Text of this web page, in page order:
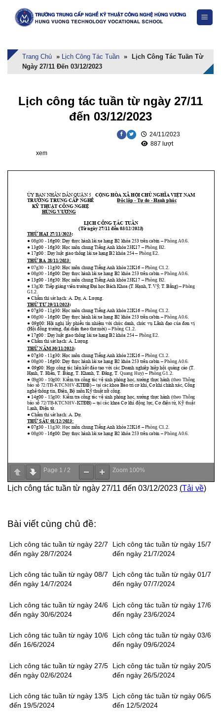
Trang Chủ » Lịch Công Tác Tuần »
Lịch Công Tác Tuần Từ
Ngày 27/11 Đến 03/12/2023
Lịch công tác tuần từ ngày 27/11
đến 03/12/2023
24/11/2023
887 lượt
xem
Page 1 / 2 Zoom 100%
Lịch công tác tuần từ ngày 27/11 đến 03/12/2023 (Tải về)
Bài viết cùng chủ đề:
Lịch công tác tuần từ ngày 22/7
đến ngày 28/7/2024
Lịch công tác tuần từ ngày 15/7
đến ngày 21/7/2024
Lịch công tác tuần từ ngày 08/7
đến ngày 14/7/2024
Lịch công tác tuần từ ngày 01/7
đến ngày 07/7/2024
Lịch công tác tuần từ ngày 24/6
đến ngày 30/6/2024
Lịch công tác tuần từ ngày 17/6
đến ngày 23/6/2024
Lịch công tác tuần từ ngày 10/6
đến 16/6/2024
Lịch công tác tuần từ ngày 03/6
đến ngày 09/6/2024
Lịch công tác tuần từ ngày 27/5
đến ngày 02/6/2024
Lịch công tác tuần từ ngày 20/5
đến ngày 26/5/2024
Lịch công tác tuần từ ngày 13/5
đến 19/5/2024
Lịch công tác tuần từ ngày 06/5
đến 12/5/2024